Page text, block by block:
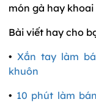
món gà hay
Bài viết hay cho
• Xắn tay làm
khuôn
• 10 phút làm